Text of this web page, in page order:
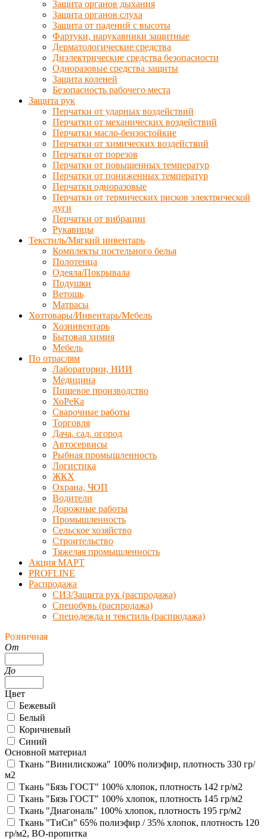
Защита органов дыхания
Защита органов слуха
Защита от падений с высоты
Фартуки, нарукавники защитные
Дерматологические средства
Диэлектрические средства безопасности
Одноразовые средства защиты
Защита коленей
Безопасность рабочего места
Защита рук
Перчатки от ударных воздействий
Перчатки от механических воздействий
Перчатки масло-бензостойкие
Перчатки от химических воздействий
Перчатки от порезов
Перчатки от повышенных температур
Перчатки от пониженных температур
Перчатки одноразовые
Перчатки от термических рисков электрической
дуги
Перчатки от вибрации
Рукавицы
Текстиль/Мягкий инвентарь
Комплекты постельного белья
Полотенца
Одеяла/Покрывала
Подушки
Ветошь
Матрасы
Хозтовары/Инвентарь/Мебель
Хозинвентарь
Бытовая химия
Мебель
По отраслям
Лаборатории, НИИ
Медицина
Пищевое производство
ХоРеКа
Сварочные работы
Торговля
Дача, сад, огород
Автосервисы
Рыбная промышленность
Логистика
ЖКХ
Охрана, ЧОП
Водители
Дорожные работы
Промышленность
Сельское хозяйство
Строительство
Тяжелая промышленность
Акция МАРТ
PROFLINE
Распродажа
СИЗ/Защита рук (распродажа)
Спецобувь (распродажа)
Спецодежда и текстиль (распродажа)
Розничная
От
До
Цвет
Бежевый
Белый
Коричневый
Синий
Основной материал
Ткань "Винилискожа" 100% полиэфир, плотность 330 гр/
м2
Ткань "Бязь ГОСТ" 100% хлопок, плотность 142 гр/м2
Ткань "Бязь ГОСТ" 100% хлопок, плотность 145 гр/м2
Ткань "Диагональ" 100% хлопок, плотность 195 гр/м2
Ткань "ТиСи" 65% полиэфир / 35% хлопок, плотность 120
гр/м2, ВО-пропитка